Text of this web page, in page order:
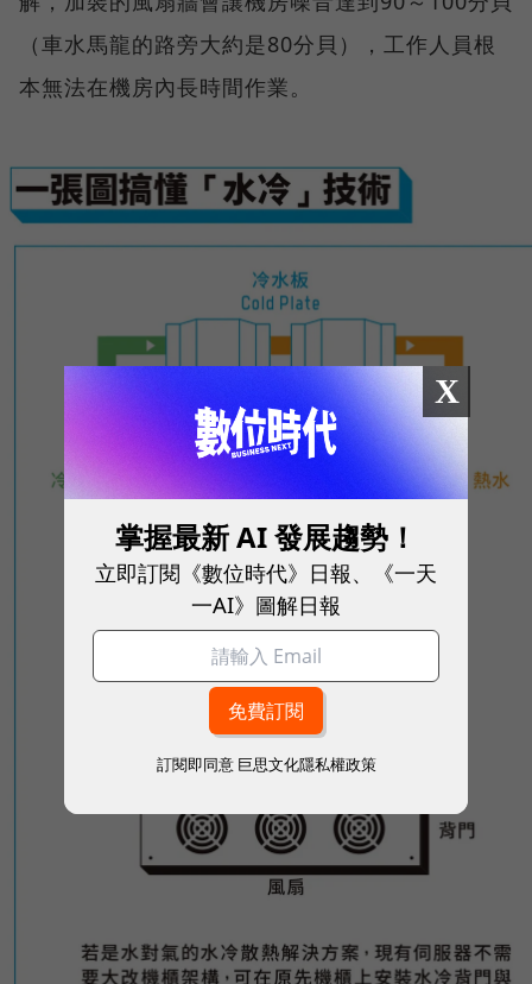
（車水馬龍的路旁大約是80分貝），工作人員根
本無法在機房內長時間作業。
X
掌握最新 AI 發展趨勢！
立即訂閱《數位時代》日報、《一天
一AI》圖解日報
訂閱即同意 巨思文化隱私權政策